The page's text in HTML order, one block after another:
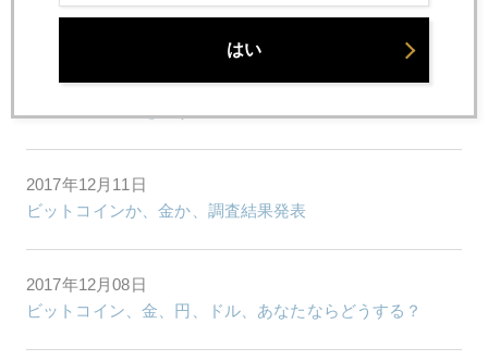
ビットコイン急騰、破綻企業に巨額の恩恵
2017年12月12日
2017年12月11日
ビットコインか、金か、調査結果発表
2017年12月08日
ビットコイン、金、円、ドル、あなたならどうする？
はい